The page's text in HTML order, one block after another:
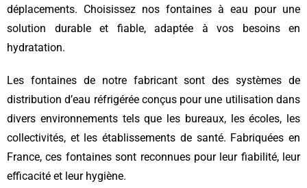
déplacements. Choisissez nos fontaines à eau pour une
solution durable et fiable, adaptée à vos besoins en
hydratation.
Les fontaines de notre fabricant sont des systèmes de
distribution d’eau réfrigérée conçus pour une utilisation dans
divers environnements tels que les bureaux, les écoles, les
collectivités, et les établissements de santé. Fabriquées en
France, ces fontaines sont reconnues pour leur fiabilité, leur
efficacité et leur hygiène.